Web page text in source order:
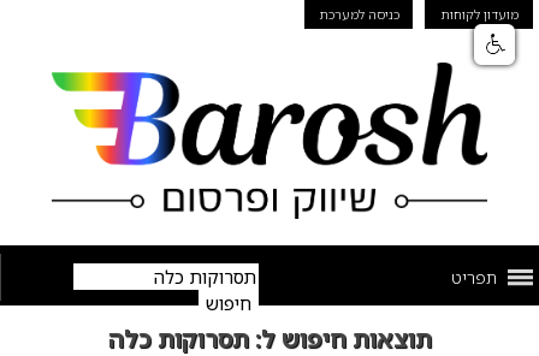
מועדון לקוחות כניסה למערכת
תפריט
תוצאות חיפוש ל: תסרוקות כלה